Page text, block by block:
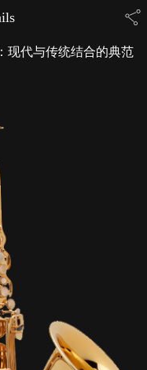
现代与传统结合的典范